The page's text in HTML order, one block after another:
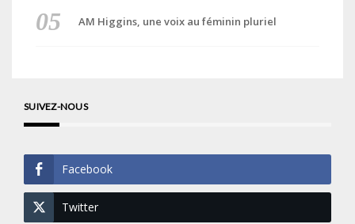
AM Higgins, une voix au féminin pluriel
SUIVEZ-NOUS
Facebook
Twitter